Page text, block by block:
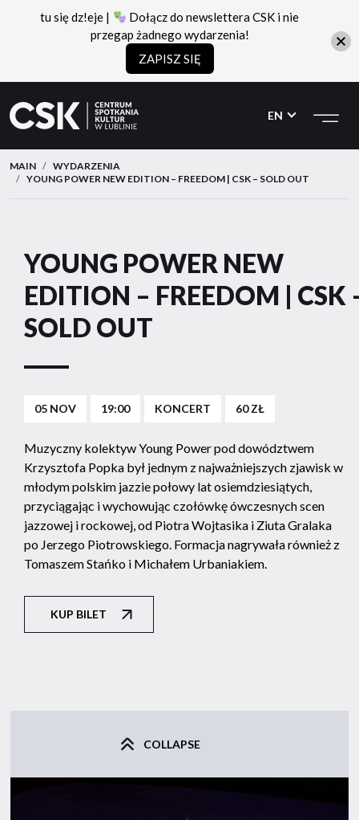
CSK
do
menu
do
treści
EN
MAIN
WYDARZENIA
YOUNG POWER NEW EDITION – FREEDOM | CSK – SOLD OUT
YOUNG POWER NEW
EDITION – FREEDOM | CSK
SOLD OUT
05 NOV 19:00 KONCERT 60 ZŁ
Muzyczny kolektyw Young Power pod dowództwem
Krzysztofa Popka był jednym z najważniejszych zjawisk w
młodym polskim jazzie połowy lat osiemdziesiątych,
przyciągając i wychowując czołówkę ówczesnych scen
jazzowej i rockowej, od Piotra Wojtasika i Ziuta Gralaka
po Jerzego Piotrowskiego. Formacja nagrywała również z
Tomaszem Stańko i Michałem Urbaniakiem.
KUP BILET
COLLAPSE
tu się dz!eje |
Dołącz do newslettera CSK i nie
przegap żadnego wydarzenia!
ZAPISZ SIĘ